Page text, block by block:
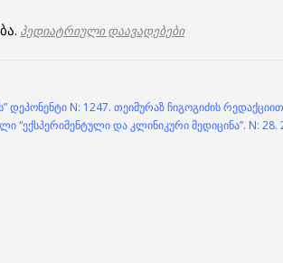
პედიატრიული დაავადებები
N: 1247. თეიმურაზ ჩიგოგიძის
და კლინიკური მედიცინა”. N: 28.